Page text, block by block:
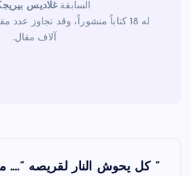
السابقةغلاديس
له 18 كتاباً منشوراً، وقد تجاوز عدد
آلاف مقال.
” كل يحوش النار لقريصه